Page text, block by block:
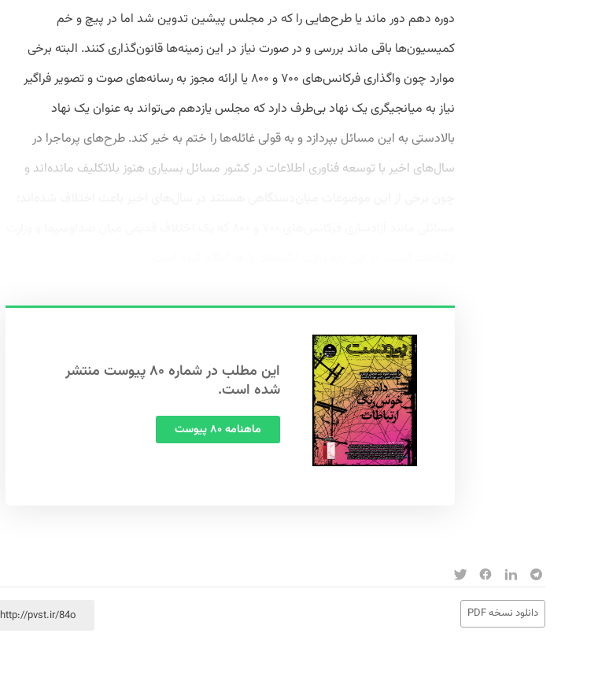
دوره دهم دور ماند یا طرح‌هایی را که در مجلس پیشین تدوین شد اما در پیچ و خم
کمیسیون‌ها باقی ماند بررسی و در صورت نیاز در این زمینه‌ها قانون‌گذاری کنند. البته برخی
موارد چون واگذاری فرکانس‌های ۷۰۰ و ۸۰۰ یا ارائه مجوز به رسانه‌های صوت و تصویر فراگیر
نیاز به میانجیگری یک نهاد بی‌طرف دارد که مجلس یازدهم می‌تواند به عنوان یک نهاد
بالادستی به این مسائل بپردازد و به قولی غائله‌ها را ختم به خیر کند. طرح‌های پرماجرا در
سال‌های اخیر با توسعه فناوری اطلاعات در کشور مسائل بسیاری هنوز بلاتکلیف مانده‌اند و
این مطلب در شماره ۸۰ پیوست منتشر
شده است.
ماهنامه ۸۰ پیوست
دانلود نسخه PDF http://pvst.ir/84o